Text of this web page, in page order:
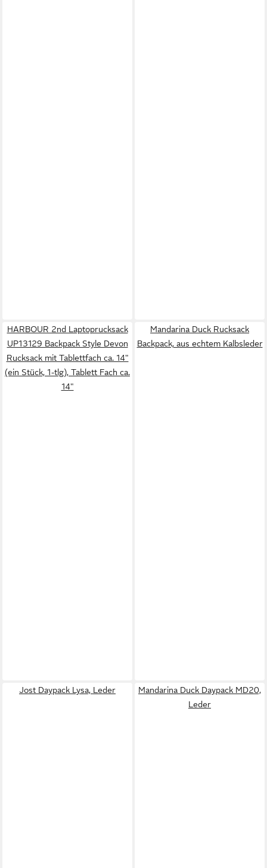
HARBOUR 2nd Laptoprucksack
UP13129 Backpack Style Devon
Rucksack mit Tablettfach ca. 14"
(ein Stück, 1-tlg), Tablett Fach ca.
14"
Mandarina Duck Rucksack
Backpack, aus echtem Kalbsleder
Jost Daypack Lysa, Leder
Mandarina Duck Daypack MD20,
Leder